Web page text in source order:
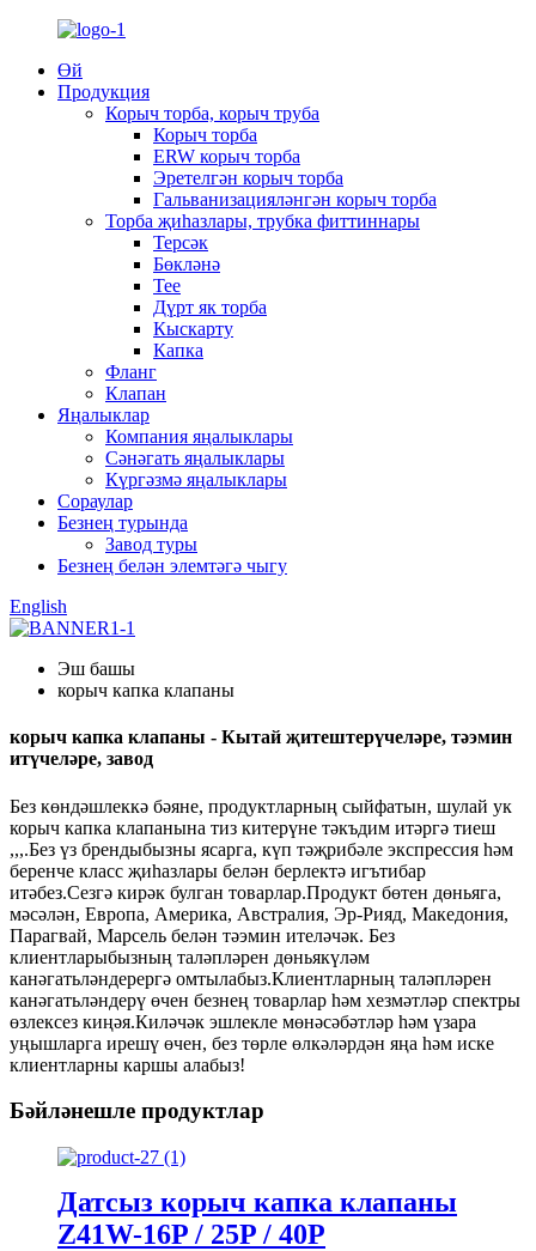
Өй
Продукция
Корыч торба, корыч труба
Корыч торба
ERW корыч торба
Эретелгән корыч торба
Гальванизацияләнгән корыч торба
Торба җиһазлары, трубка фиттиннары
Терсәк
Бөкләнә
Tee
Дүрт як торба
Кыскарту
Капка
Фланг
Клапан
Яңалыклар
Компания яңалыклары
Сәнәгать яңалыклары
Күргәзмә яңалыклары
Сораулар
Безнең турында
Завод туры
Безнең белән элемтәгә чыгу
English
Эш башы
корыч капка клапаны
корыч капка клапаны - Кытай җитештерүчеләре, тәэмин
итүчеләре, завод
Без көндәшлеккә бәяне, продуктларның сыйфатын, шулай ук ​​
корыч капка клапанына тиз китерүне тәкъдим итәргә тиеш
,,,.Без үз брендыбызны ясарга, күп тәҗрибәле экспрессия һәм
беренче класс җиһазлары белән берлектә игътибар
итәбез.Сезгә кирәк булган товарлар.Продукт бөтен дөньяга,
мәсәлән, Европа, Америка, Австралия, Эр-Рияд, Македония,
Парагвай, Марсель белән тәэмин ителәчәк. Без
клиентларыбызның таләпләрен дөньякүләм
канәгатьләндерергә омтылабыз.Клиентларның таләпләрен
канәгатьләндерү өчен безнең товарлар һәм хезмәтләр спектры
өзлексез киңәя.Киләчәк эшлекле мөнәсәбәтләр һәм үзара
уңышларга ирешү өчен, без төрле өлкәләрдән яңа һәм иске
клиентларны каршы алабыз!
Бәйләнешле продуктлар
Датсыз корыч капка клапаны
Z41W-16P / 25P / 40P